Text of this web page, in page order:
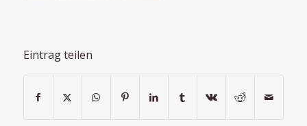
Eintrag teilen